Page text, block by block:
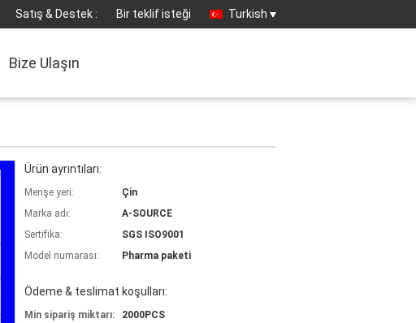
Satış & Destek : Bir teklif isteği Turkish
Bize Ulaşın
Ürün ayrıntıları:
Menşe yeri:
Çin
Marka adı:
A-SOURCE
Sertifika:
SGS ISO9001
Model numarası:
Pharma paketi
Ödeme & teslimat koşulları:
Min sipariş miktarı:
2000PCS